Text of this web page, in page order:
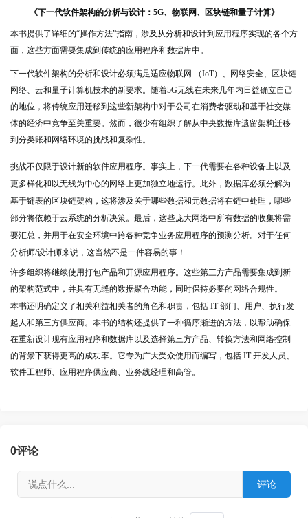
《下一代软件架构的分析与设计：5G、物联网、区块链和量子计算》
本书提供了详细的“操作方法”指南，涉及从分析和设计到应用程序实现的各个方
面，这些方面需要集成到传统的应用程序和数据库中。
下一代软件架构的分析和设计必须满足适应物联网 （IoT）、网络安全、区块链
网络、云和量子计算机技术的新要求。随着5G无线在未来几年内日益确立自己
的地位，将传统应用迁移到这些新架构中对于公司在消费者驱动和基于社交媒
体的经济中竞争至关重要。然而，很少有组织了解从中央数据库遗留架构迁移
到分类账和网络环境的挑战和复杂性。
挑战不仅限于设计新的软件应用程序。事实上，下一代需要在各种设备上以及
更多样化和以无线为中心的网络上更加独立地运行。此外，数据库必须分解为
基于链表的区块链架构，这将涉及关于哪些数据和元数据将在链中处理，哪些
部分将依赖于云系统的分析决策。最后，这些庞大网络中所有数据的收集将需
要汇总，并用于在安全环境中跨各种竞争业务应用程序的预测分析。对于任何
分析师/设计师来说，这当然不是一件容易的事！
许多组织将继续使用打包产品和开源应用程序。这些第三方产品需要集成到新
的架构范式中，并具有无缝的数据聚合功能，同时保持必要的网络合规性。
本书还明确定义了相关利益相关者的角色和职责，包括 IT 部门、用户、执行发
起人和第三方供应商。本书的结构还提供了一种循序渐进的方法，以帮助确保
在重新设计现有应用程序和数据库以及选择第三方产品、转换方法和网络控制
的背景下获得更高的成功率。它专为广大受众使用而编写，包括 IT 开发人员、
软件工程师、应用程序供应商、业务线经理和高管。
0评论